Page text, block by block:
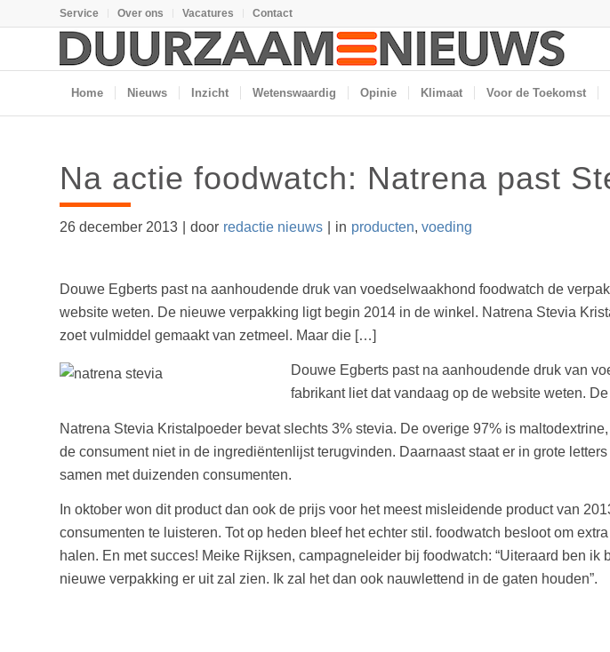
Service Over ons Vacatures Contact
Home Nieuws Inzicht Wetenswaardig Opinie Klimaat Voor de Toekomst
Na actie foodwatch: Natrena past
26 december 2013 door redactie nieuws in producten, voeding
Douwe Egberts past na aanhoudende druk van voedselwaakhond foodwatch de
website weten. De nieuwe verpakking ligt begin 2014 in de winkel. Natrena Stevia
zoet vulmiddel gemaakt van zetmeel. Maar die […]
Douwe Egberts past na aanhoudende druk van
fabrikant liet dat vandaag op de website weten.
Natrena Stevia Kristalpoeder bevat slechts 3% stevia. De overige 97% is
de consument niet in de ingrediëntenlijst terugvinden. Daarnaast staat er in grote
samen met duizenden consumenten.
In oktober won dit product dan ook de prijs voor het meest misleidende product van
consumenten te luisteren. Tot op heden bleef het echter stil. foodwatch besloot om
halen. En met succes! Meike Rijksen, campagneleider bij foodwatch: “Uiteraard ben
nieuwe verpakking er uit zal zien. Ik zal het dan ook nauwlettend in de gaten houden”.